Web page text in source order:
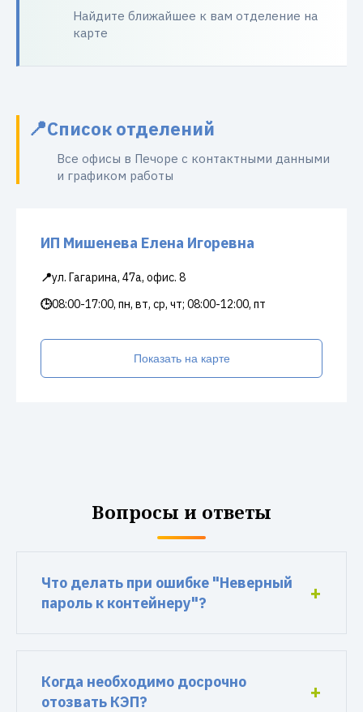
Найдите ближайшее к вам отделение на
карте
Список отделений
Все офисы в Печоре с контактными данными
и графиком работы
ИП Мишенева Елена Игоревна
📍ул. Гагарина, 47а, офис. 8
🕒08:00-17:00, пн, вт, ср, чт; 08:00-12:00, пт
Показать на карте
Вопросы и ответы
Что делать при ошибке "Неверный
пароль к контейнеру"?
Когда необходимо досрочно
отозвать КЭП?